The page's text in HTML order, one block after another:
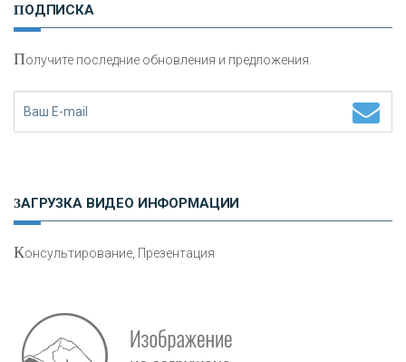
сохранения и увеличения капитала
ПОДПИСКА
Получите последние обновления и предложения.
ЗАГРУЗКА ВИДЕО ИНФОРМАЦИИ
Консультирование, Презентация